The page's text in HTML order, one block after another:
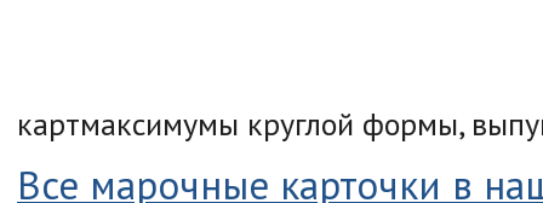
картмаксимумы круглой формы,
Все марочные карточки в